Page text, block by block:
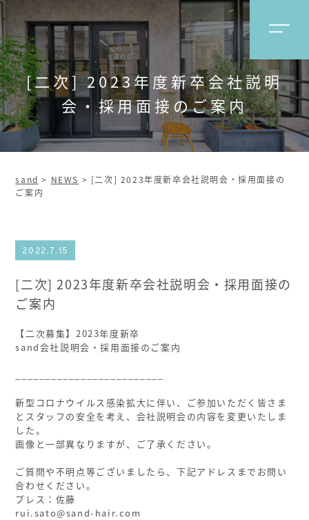
[二次] 2023年度新卒会社説明
会・採用面接のご案内
sand > NEWS > [二次] 2023年度新卒会社説明会・採用面接の
ご案内
2022.7.15
[二次] 2023年度新卒会社説明会・採用面接の
ご案内
【二次募集】2023年度新卒
sand会社説明会・採用面接のご案内
新型コロナウイルス感染拡大に伴い、ご参加いただく皆さま
とスタッフの安全を考え、会社説明会の内容を変更いたしま
した。
画像と一部異なりますが、ご了承ください。
ご質問や不明点等ございましたら、下記アドレスまでお問い
合わせください。
プレス：佐藤
rui.sato@sand-hair.com